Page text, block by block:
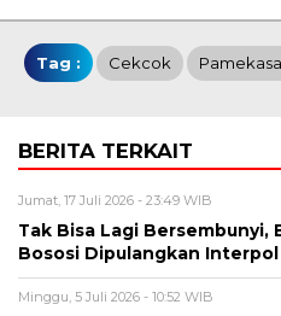
Tag : Cekcok
BERITA TERKAIT
Jumat, 17 Juli 2026 - 23:49 WIB
Tak Bisa Lagi Bersembunyi,
Bososi Dipulangkan
Minggu, 5 Juli 2026 - 10:52 WIB